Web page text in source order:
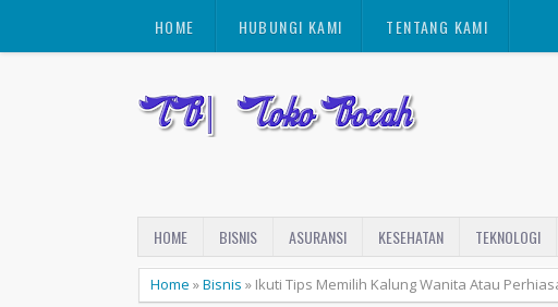
HOME HUBUNGI KAMI TENTANG KAMI
HOME BISNIS ASURANSI KESEHATAN TEKNOLOGI
Home »Bisnis » Ikuti Tips Memilih Kalung Wanita Atau